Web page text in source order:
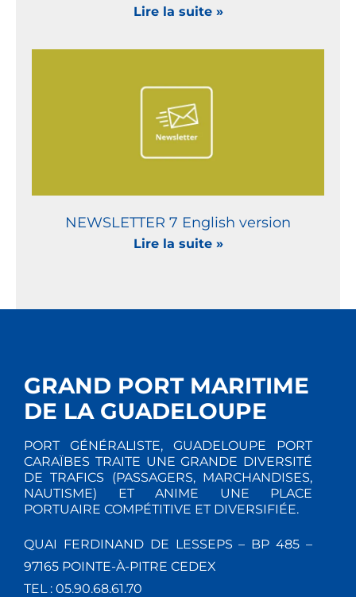
Lire la suite »
NEWSLETTER 7 English version
Lire la suite »
GRAND PORT MARITIME
DE LA GUADELOUPE
PORT GÉNÉRALISTE, GUADELOUPE PORT
CARAÏBES TRAITE UNE GRANDE DIVERSITÉ
DE TRAFICS (PASSAGERS, MARCHANDISES,
NAUTISME) ET ANIME UNE PLACE
PORTUAIRE COMPÉTITIVE ET DIVERSIFIÉE.
QUAI FERDINAND DE LESSEPS – BP 485 –
97165 POINTE-À-PITRE CEDEX
TEL : 05.90.68.61.70